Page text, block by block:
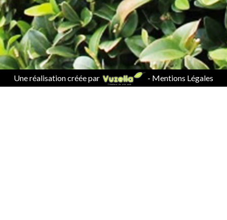
Une réalisation créée par - Mentions Légales